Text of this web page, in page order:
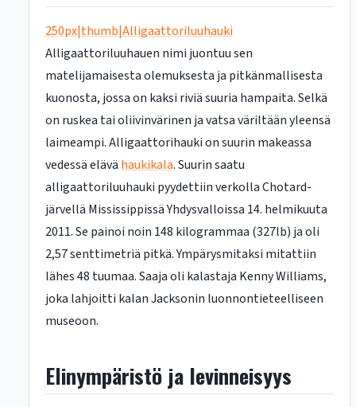
250px|thumb|Alligaattoriluuhauki
Alligaattoriluuhauen nimi juontuu sen
matelijamaisesta olemuksesta ja pitkänmallisesta
kuonosta, jossa on kaksi riviä suuria hampaita. Selkä
on ruskea tai oliivinvärinen ja vatsa väriltään yleensä
laimeampi. Alligaattorihauki on suurin makeassa
vedessä elävä haukikala. Suurin saatu
alligaattoriluuhauki pyydettiin verkolla Chotard-
järvellä Mississippissä Yhdysvalloissa 14. helmikuuta
2011. Se painoi noin 148 kilogrammaa (327lb) ja oli
2,57 senttimetriä pitkä. Ympärysmitaksi mitattiin
lähes 48 tuumaa. Saaja oli kalastaja Kenny Williams,
joka lahjoitti kalan Jacksonin luonnontieteelliseen
museoon.
Elinympäristö ja levinneisyys